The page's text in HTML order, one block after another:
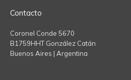
Contacto
Coronel Conde 5670
B1759HHT González Catán
Buenos Aires | Argentina